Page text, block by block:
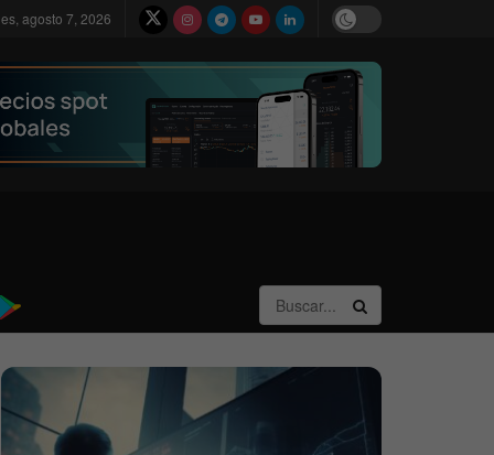
agosto 7, 2026